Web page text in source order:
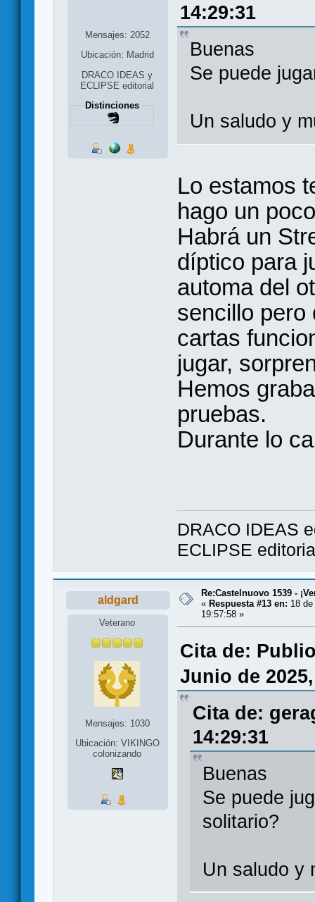
Mensajes: 2052
Ubicación: Madrid
DRACO IDEAS y
ECLIPSE editorial
Distinciones
14:29:31
Buenas
Se puede
Un saludo y
Lo estamos
hago un
Habrá un
díptico para
automa del
sencillo pero
cartas
jugar,
Hemos
pruebas.
Durante lo
DRACO IDEAS
ECLIPSE
aldgard
Veterano
Mensajes: 1030
Ubicación: VIKINGO
colonizando
Re:Castelnuovo 1539 -
« Respuesta #13 en: 18
19:57:58 »
Cita de:
Junio de
Cita de:
14:29:31
Buenas
Se puede
solitario?
Un saludo y